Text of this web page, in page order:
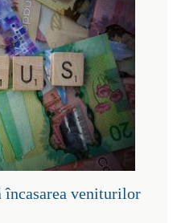
încasarea veniturilor